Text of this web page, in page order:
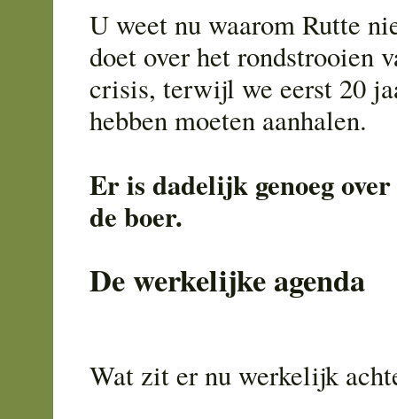
U weet nu waarom Rutte
doet over het rondstrooien
crisis, terwijl we eerst 20
hebben moeten aanhalen.
Er is dadelijk genoeg
de boer.
De werkelijke agenda
Wat zit er nu werkelijk